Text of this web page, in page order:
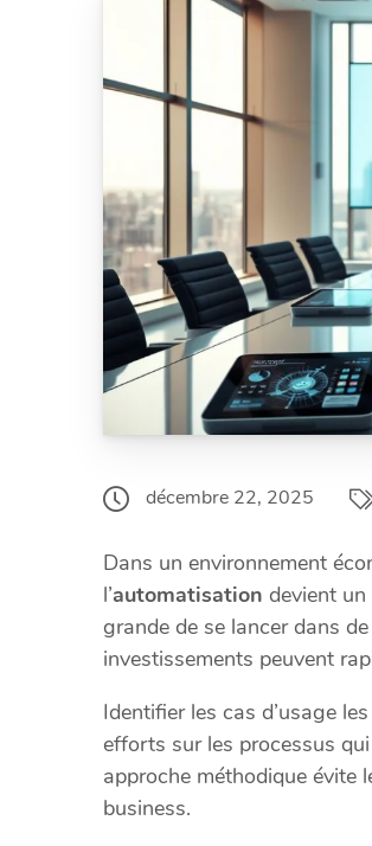
décembre 22, 2025
Dans un environnement
l’automatisation devient
grande de se lancer dans
investissements peuvent
Identifier les cas d’usage
efforts sur les processus
approche méthodique évite
business.